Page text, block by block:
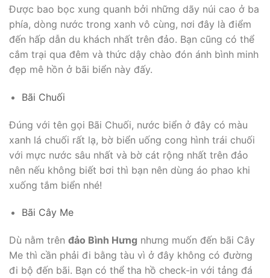
Được bao bọc xung quanh bởi những dãy núi cao ở ba
phía, dòng nước trong xanh vô cùng, nơi đây là điểm
đến hấp dẫn du khách nhất trên đảo. Bạn cũng có thể
cắm trại qua đêm và thức dậy chào đón ánh bình minh
đẹp mê hồn ở bãi biển này đấy.
Bãi Chuối
Đúng với tên gọi Bãi Chuối, nước biển ở đây có màu
xanh lá chuối rất lạ, bờ biển uống cong hình trái chuối
với mực nước sâu nhất và bờ cát rộng nhất trên đảo
nên nếu không biết bơi thì bạn nên dùng áo phao khi
xuống tắm biển nhé!
Bãi Cây Me
Dù nằm trên đảo Bình Hưng nhưng muốn đến bãi Cây
Me thì cần phải đi bằng tàu vì ở đây không có đường
đi bộ đến bãi. Bạn có thể tha hồ check-in với tảng đá